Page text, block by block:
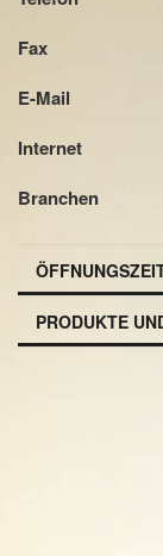
Fax
E-Mail
Internet
Branchen
PRODUKTE